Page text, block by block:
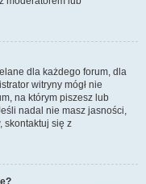
dla każdego forum, dla
witryny mógł nie
na którym piszesz lub
nadal nie masz jasności,
skontaktuj się z